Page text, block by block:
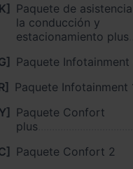
Paquete de
la conducción y
estacionamiento plus
Paquete
Paquete Infotainment
Paquete Confort
plus
Paquete Confort 2